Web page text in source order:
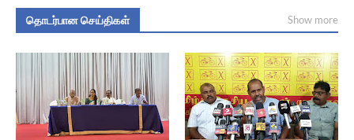
தொடர்பான செய்திகள் Show more